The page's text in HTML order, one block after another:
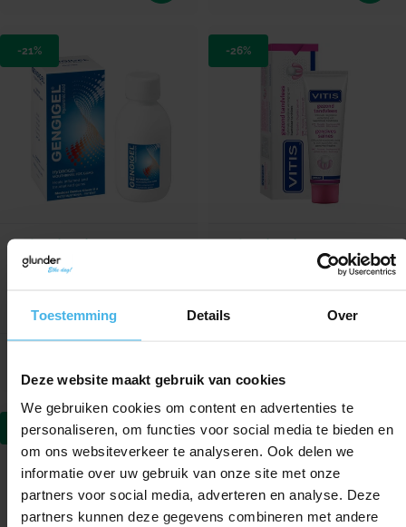
Toestemming Details Over
Deze website maakt gebruik van cookies
We gebruiken cookies om content en advertenties te
personaliseren, om functies voor social media te bieden en
om ons websiteverkeer te analyseren. Ook delen we
informatie over uw gebruik van onze site met onze
partners voor social media, adverteren en analyse. Deze
partners kunnen deze gegevens combineren met andere
-21%
Gengigel Mondspoeling
6,99
-26%
Vitis Gezond Tandvlees
Inhoud: 75 ml
4,99
-25%